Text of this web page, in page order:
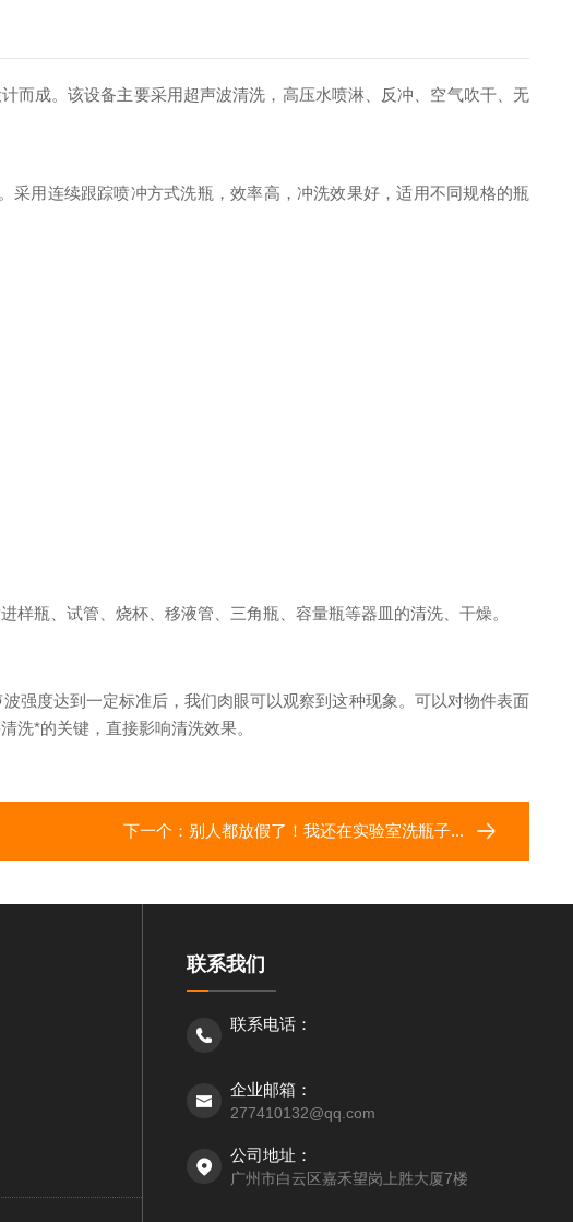
而成。该设备主要采用超声波清洗，高压水喷淋、反冲、空气吹干、无
用连续跟踪喷冲方式洗瓶，效率高，冲洗效果好，适用不同规格的瓶
瓶、试管、烧杯、移液管、三角瓶、容量瓶等器皿的清洗、干燥。
强度达到一定标准后，我们肉眼可以观察到这种现象。可以对物件表面
洗*的关键，直接影响清洗效果。
下一个： 别人都放假了！我还在实验室洗瓶子...
联系我们
联系电话：
企业邮箱：
277410132@qq.com
公司地址：
广州市白云区嘉禾望岗上胜大厦7楼